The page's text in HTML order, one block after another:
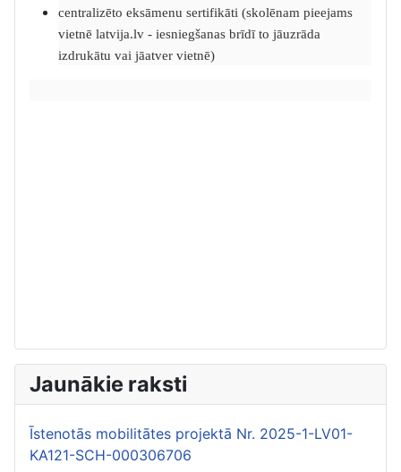
centralizēto eksāmenu sertifikāti (skolēnam pieejams
vietnē latvija.lv - iesniegšanas brīdī to jāuzrāda
izdrukātu vai jāatver vietnē)
Jaunākie raksti
Īstenotās mobilitātes projektā Nr. 2025-1-LV01-
KA121-SCH-000306706